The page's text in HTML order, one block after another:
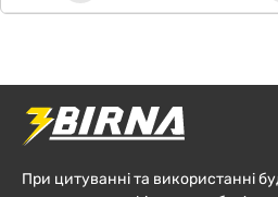
При цитуванні та використанні